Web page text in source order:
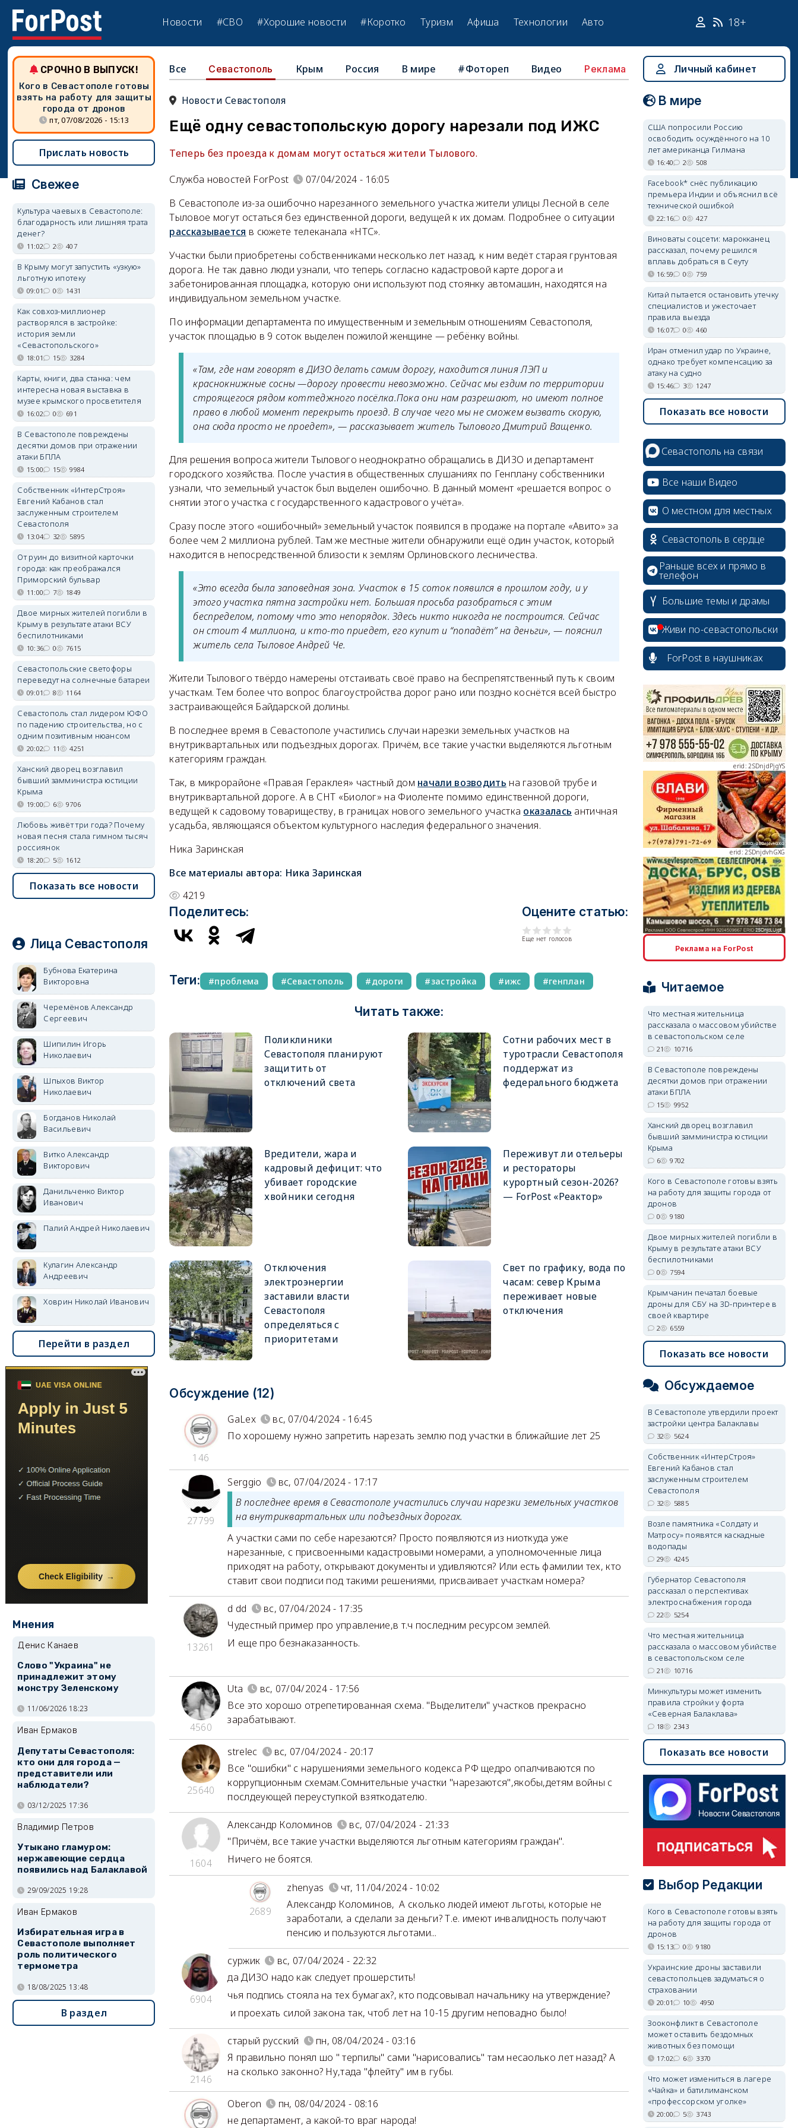
Новости #СВО #Хорошие новости #Коротко Туризм Афиша Технологии Авто 18+
Все Севастополь Крым Россия В мире #Фотореп Видео Реклама
Новости Севастополя
Ещё одну севастопольскую дорогу нарезали под ИЖС
Теперь без проезда к домам могут остаться жители Тылового.
Служба новостей ForPost
07/04/2024 - 16:05
В Севастополе из-за ошибочно нарезанного земельного участка жители улицы Лесной в селе
Тыловое могут остаться без единственной дороги, ведущей к их домам. Подробнее о ситуации
рассказывается в сюжете телеканала «НТС».
Участки были приобретены собственниками несколько лет назад, к ним ведёт старая грунтовая
дорога. Не так давно люди узнали, что теперь согласно кадастровой карте дорога и
забетонированная площадка, которую они используют под стоянку автомашин, находятся на
индивидуальном земельном участке.
По информации департамента по имущественным и земельным отношениям Севастополя,
участок площадью в 9 соток выделен пожилой женщине — ребёнку войны.
«Там, где нам говорят в ДИЗО делать самим дорогу, находится линия ЛЭП и
краснокнижные сосны —дорогу провести невозможно. Сейчас мы ездим по территории
строящегося рядом коттеджного посёлка.Пока они нам разрешают, но имеют полное
право в любой момент перекрыть проезд. В случае чего мы не сможем вызвать скорую,
она сюда просто не проедет», — рассказывает житель Тылового Дмитрий Ващенко.
Для решения вопроса жители Тылового неоднократно обращались в ДИЗО и департамент
городского хозяйства. После участия в общественных слушаниях по Генплану собственники
узнали, что земельный участок был выделен ошибочно. В данный момент «решается вопрос о
снятии этого участка с государственного кадастрового учёта».
Сразу после этого «ошибочный» земельный участок появился в продаже на портале «Авито» за
более чем 2 миллиона рублей. Там же местные жители обнаружили ещё один участок, который
находится в непосредственной близости к землям Орлиновского лесничества.
«Это всегда была заповедная зона. Участок в 15 соток появился в прошлом году, и у
этого участка пятна застройки нет. Большая просьба разобраться с этим
беспределом, потому что это непорядок. Здесь никто никогда не построится. Сейчас
он стоит 4 миллиона, и кто-то приедет, его купит и “попадёт” на деньги», — пояснил
житель села Тыловое Андрей Че.
Жители Тылового твёрдо намерены отстаивать своё право на беспрепятственный путь к своим
участкам. Тем более что вопрос благоустройства дорог рано или поздно коснётся всей быстро
застраивающейся Байдарской долины.
В последнее время в Севастополе участились случаи нарезки земельных участков на
внутриквартальных или подъездных дорогах. Причём, все такие участки выделяются льготным
категориям граждан.
Так, в микрорайоне «Правая Гераклея» частный дом начали возводить на газовой трубе и
внутриквартальной дороге. А в СНТ «Биолог» на Фиоленте помимо единственной дороги,
ведущей к садовому товариществу, в границах нового земельного участка оказалась античная
усадьба, являющаяся объектом культурного наследия федерального значения.
Ника Заринская
Все материалы автора: Ника Заринская
4219
Поделитесь: Оцените статью:
Еще нет голосов
Теги: проблема Севастополь дороги застройка ижс генплан
Читать также:
Поликлиники
Севастополя планируют
защитить от
отключений света
Сотни рабочих мест в
туротрасли Севастополя
поддержат из
федерального бюджета
Вредители, жара и
кадровый дефицит: что
убивает городские
хвойники сегодня
Переживут ли отельеры
и рестораторы
курортный сезон-2026?
— ForPost «Реактор»
Отключения
электроэнергии
заставили власти
Севастополя
определяться с
приоритетами
Свет по графику, вода по
часам: север Крыма
переживает новые
отключения
Обсуждение (12)
146
GaLex
вс, 07/04/2024 - 16:45
По хорошему нужно запретить нарезать землю под участки в ближайшие лет 25
27799
Serggio
вс, 07/04/2024 - 17:17
В последнее время в Севастополе участились случаи нарезки земельных участков
на внутриквартальных или подъездных дорогах.
А участки сами по себе нарезаются? Просто появляются из ниоткуда уже
нарезанные, с присвоенными кадастровыми номерами, а уполномоченные лица
приходят на работу, открывают документы и удивляются? Или есть фамилии тех, кто
ставит свои подписи под такими решениями, присваивает участкам номера?
13261
d dd
вс, 07/04/2024 - 17:35
Чудестный пример про управление,в т.ч последним ресурсом землёй.
И еще про безнаказанность.
4560
Uta
вс, 07/04/2024 - 17:56
Все это хорошо отрепетированная схема. "Выделители" участков прекрасно
зарабатывают.
25640
strelec
вс, 07/04/2024 - 20:17
Все "ошибки" с нарушениями земельного кодекса РФ щедро опалчиваются по
коррупционным схемам.Сомнительные участки "нарезаются",якобы,детям войны с
послдеующей переуступкой взяткодателю.
1604
Александр Коломинов
вс, 07/04/2024 - 21:33
"Причём, все такие участки выделяются льготным категориям граждан".
Ничего не боятся.
2689
zhenyas
чт, 11/04/2024 - 10:02
Александр Коломинов, А сколько людей имеют льготы, которые не
заработали, а сделали за деньги? Т.е. имеют инвалидность получают
пенсию и пользуются льготами...
6904
суржик
вс, 07/04/2024 - 22:32
да ДИЗО надо как следует прошерстить!
чья подпись стояла на тех бумагах?, кто подсовывал начальнику на утверждение?
и проехать силой закона так, чтоб лет на 10-15 другим неповадно было!
2146
старый русский
пн, 08/04/2024 - 03:16
Я правильно понял шо " терпилы" сами "нарисовались" там несаолько лет назад? А
на сколько законно? Ну,тада "флейту" им в губы.
Oberon
пн, 08/04/2024 - 08:16
не департамент, а какой-то враг народа!
СРОЧНО В ВЫПУСК!
Кого в Севастополе готовы
взять на работу для защиты
города от дронов
пт, 07/08/2026 - 15:13
Прислать новость
Свежее
Культура чаевых в Севастополе:
благодарность или лишняя трата
денег?
11:02 2 407
В Крыму могут запустить «узкую»
льготную ипотеку
09:01 0 1431
Как совхоз-миллионер
растворялся в застройке:
история земли
«Севастопольского»
18:01 15 3284
Карты, книги, два станка: чем
интересна новая выставка в
музее крымского просветителя
16:02 0 691
В Севастополе повреждены
десятки домов при отражении
атаки БПЛА
15:00 15 9984
Собственник «ИнтерСтроя»
Евгений Кабанов стал
заслуженным строителем
Севастополя
13:04 32 5895
От руин до визитной карточки
города: как преображался
Приморский бульвар
11:00 7 1849
Двое мирных жителей погибли в
Крыму в результате атаки ВСУ
беспилотниками
10:36 0 7615
Севастопольские светофоры
переведут на солнечные батареи
09:01 8 1164
Севастополь стал лидером ЮФО
по падению строительства, но с
одним позитивным нюансом
20:02 11 4251
Ханский дворец возглавил
бывший замминистра юстиции
Крыма
19:00 6 9706
Любовь живёт три года? Почему
новая песня стала гимном тысяч
россиянок
18:20 5 1612
Показать все новости
Лица Севастополя
Бубнова Екатерина
Викторовна
Черемёнов Александр
Сергеевич
Шипилин Игорь
Николаевич
Шпыхов Виктор
Николаевич
Богданов Николай
Васильевич
Витко Александр
Викторович
Данильченко Виктор
Иванович
Палий Андрей Николаевич
Кулагин Александр
Андреевич
Ховрин Николай Иванович
Перейти в раздел
Мнения
Денис Канаев
Слово "Украина" не
принадлежит этому
монстру Зеленскому
11/06/2026 18:23
Иван Ермаков
Депутаты Севастополя:
кто они для города —
представители или
наблюдатели?
03/12/2025 17:36
Владимир Петров
Утыкано гламуром:
нержавеющие сердца
появились над Балаклавой
29/09/2025 19:28
Иван Ермаков
Избирательная игра в
Севастополе выполняет
роль политического
термометра
18/08/2025 13:48
В раздел
Личный кабинет
В мире
США попросили Россию
освободить осуждённого на 10
лет американца Гилмана
16:40 2 508
Facebook* снёс публикацию
премьера Индии и объяснил всё
технической ошибкой
22:16 0 427
Виноваты соцсети: марокканец
рассказал, почему решился
вплавь добраться в Сеуту
16:59 0 759
Китай пытается остановить утечку
специалистов и ужесточает
правила выезда
16:07 0 460
Иран отменил удар по Украине,
однако требует компенсацию за
атаку на судно
15:46 3 1247
Показать все новости
Севастополь на связи
Все наши Видео
О местном для местных
Севастополь в сердце
Раньше всех и прямо в
телефон
Большие темы и драмы
Живи по-севастопольски
ForPost в наушниках
erid: 2SDnjdPjgYS
erid: 2SDnjdvhGXG
erid: 2SDnjcLUypt
erid: 2SDnjcrDNw6
erid: 2SDnjdPjgYS
erid: 2SDnjdvhGXG
Реклама на ForPost
Читаемое
Что местная жительница
рассказала о массовом убийстве
в севастопольском селе
21 10716
В Севастополе повреждены
десятки домов при отражении
атаки БПЛА
15 9952
Ханский дворец возглавил
бывший замминистра юстиции
Крыма
6 9702
Кого в Севастополе готовы взять
на работу для защиты города от
дронов
0 9180
Двое мирных жителей погибли в
Крыму в результате атаки ВСУ
беспилотниками
0 7594
Крымчанин печатал боевые
дроны для СБУ на 3D-принтере в
своей квартире
2 6559
Показать все новости
Обсуждаемое
В Севастополе утвердили проект
застройки центра Балаклавы
32 5624
Собственник «ИнтерСтроя»
Евгений Кабанов стал
заслуженным строителем
Севастополя
32 5885
Возле памятника «Солдату и
Матросу» появятся каскадные
водопады
29 4245
Губернатор Севастополя
рассказал о перспективах
электроснабжения города
22 5254
Что местная жительница
рассказала о массовом убийстве
в севастопольском селе
21 10716
Минкультуры может изменить
правила стройки у форта
«Северная Балаклава»
18 2343
Показать все новости
Выбор Редакции
Кого в Севастополе готовы взять
на работу для защиты города от
дронов
15:13 0 9180
Украинские дроны заставили
севастопольцев задуматься о
страховании
20:01 10 4950
Зооконфликт в Севастополе
может оставить бездомных
животных без помощи
17:02 6 3370
Что может измениться в лагере
«Чайка» и батилиманском
«профессорском уголке»
20:00 5 3743